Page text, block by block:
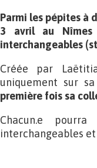
Parmi les pépites à
3 avril au
interchangeables
Créée par
uniquement sur
première fois sa
Chacun.e
interchangeables